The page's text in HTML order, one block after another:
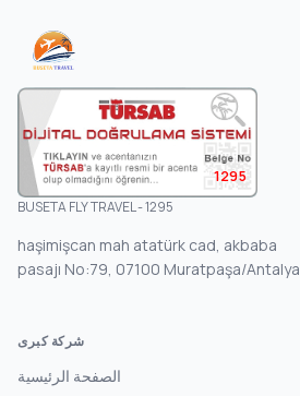
1295
BUSETA FLY TRAVEL - 1295
haşimişcan mah atatürk cad, akbaba
pasajı No:79, 07100 Muratpaşa/Antalya
شركة كبرى
الصفحة الرئيسية